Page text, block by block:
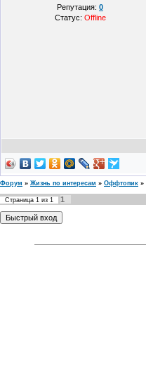
Репутация: 0
Статус: Offline
Форум » Жизнь по интересам » Оффтопик »
Страница 1 из 1 1